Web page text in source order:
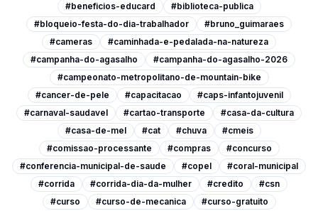
#beneficios-educard
#biblioteca-publica
#bloqueio-festa-do-dia-trabalhador
#bruno_guimaraes
#cameras
#caminhada-e-pedalada-na-natureza
#campanha-do-agasalho
#campanha-do-agasalho-2026
#campeonato-metropolitano-de-mountain-bike
#cancer-de-pele
#capacitacao
#caps-infantojuvenil
#carnaval-saudavel
#cartao-transporte
#casa-da-cultura
#casa-de-mel
#cat #chuva
#cmeis
#comissao-processante
#compras
#concurso
#conferencia-municipal-de-saude
#copel
#coral-municipal
#corrida
#corrida-dia-da-mulher #credito
#csn
#curso
#curso-de-mecanica
#curso-gratuito